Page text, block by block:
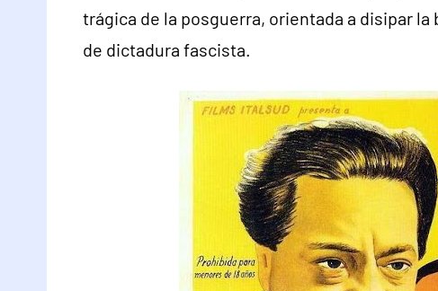
trágica de la posguerra, orientada a disipar
de dictadura fascista.